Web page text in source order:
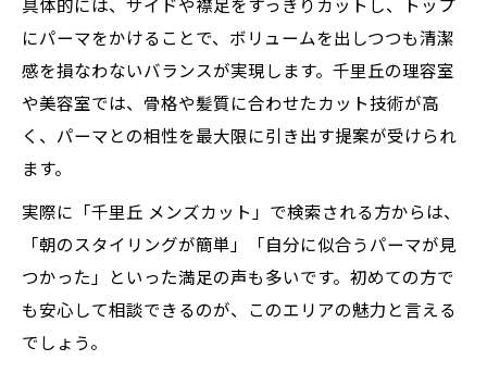
具体的には、サイドや襟足をすっきりカットし、トップ
にパーマをかけることで、ボリュームを出しつつも清潔
感を損なわないバランスが実現します。千里丘の理容室
や美容室では、骨格や髪質に合わせたカット技術が高
く、パーマとの相性を最大限に引き出す提案が受けられ
ます。
実際に「千里丘 メンズカット」で検索される方からは、
「朝のスタイリングが簡単」「自分に似合うパーマが見
つかった」といった満足の声も多いです。初めての方で
も安心して相談できるのが、このエリアの魅力と言える
でしょう。